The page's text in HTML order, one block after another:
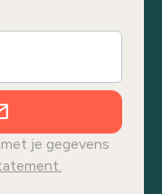
je gegevens